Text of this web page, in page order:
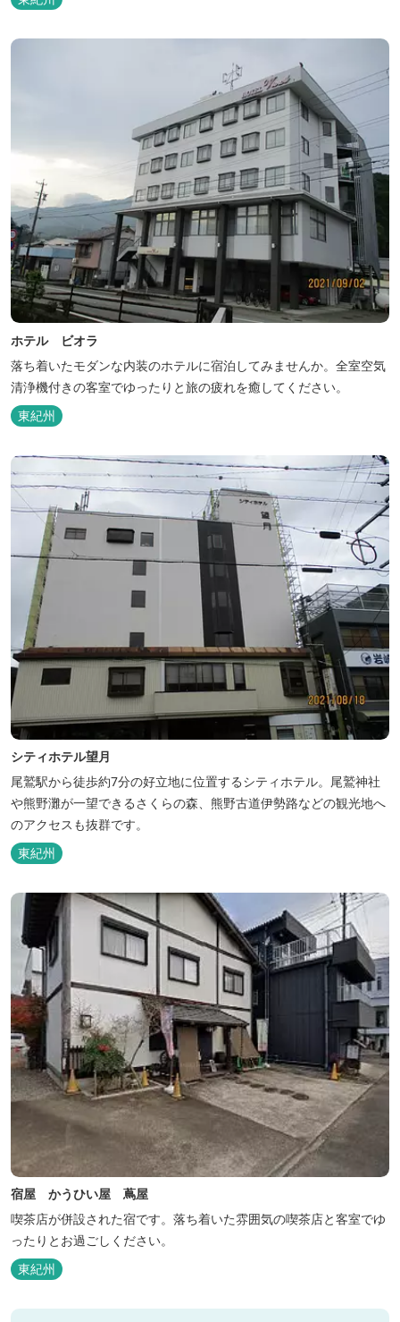
ホテル ビオラ
落ち着いたモダンな内装のホテルに宿泊してみませんか。全室空気
清浄機付きの客室でゆったりと旅の疲れを癒してください。
東紀州
シティホテル望月
尾鷲駅から徒歩約7分の好立地に位置するシティホテル。尾鷲神社
や熊野灘が一望できるさくらの森、熊野古道伊勢路などの観光地へ
のアクセスも抜群です。
東紀州
宿屋 かうひい屋 蔦屋
喫茶店が併設された宿です。落ち着いた雰囲気の喫茶店と客室でゆ
ったりとお過ごしください。
東紀州